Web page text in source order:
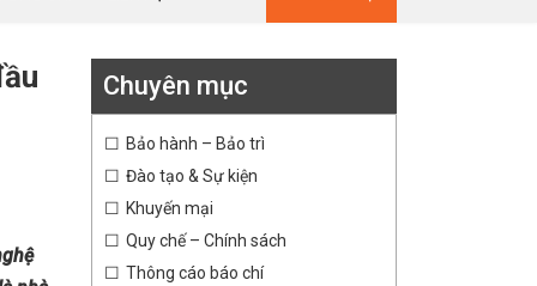
Chuyên mục
Bảo hành – Bảo trì
Đào tạo & Sự kiện
Khuyến mại
Quy chế – Chính sách
Thông cáo báo chí